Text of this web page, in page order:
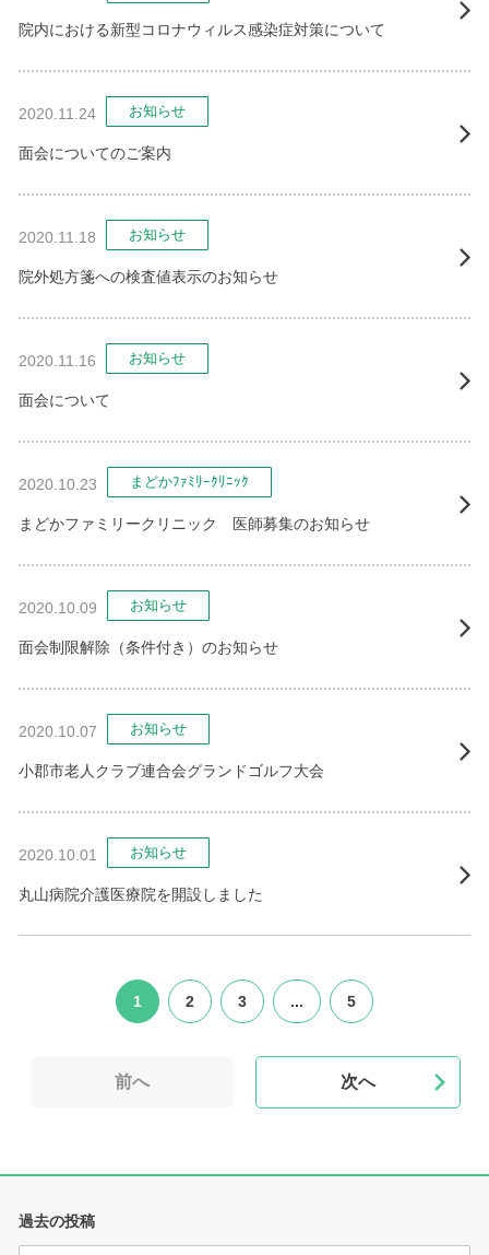
過去の投稿
院内における新型コロナウィルス感染症対策について
2020.11.24 お知らせ
面会についてのご案内
2020.11.18 お知らせ
院外処方箋への検査値表示のお知らせ
2020.11.16 お知らせ
面会について
2020.10.23 まどかﾌｧﾐﾘｰｸﾘﾆｯｸ
まどかファミリークリニック 医師募集のお知らせ
2020.10.09 お知らせ
面会制限解除（条件付き）のお知らせ
2020.10.07 お知らせ
小郡市老人クラブ連合会グランドゴルフ大会
2020.10.01 お知らせ
丸山病院介護医療院を開設しました
前へ
1 2 3 ... 5
次へ